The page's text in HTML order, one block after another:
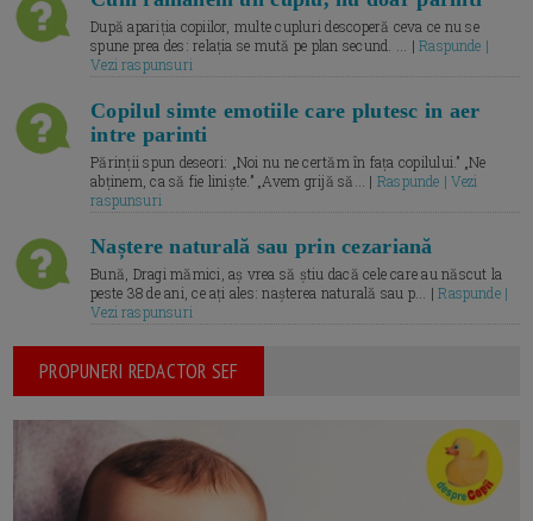
După apariția copiilor, multe cupluri descoperă ceva ce nu se
spune prea des: relația se mută pe plan secund. ... |Raspunde |
Vezi raspunsuri
Copilul simte emotiile care plutesc in aer
intre parinti
Părinții spun deseori: „Noi nu ne certăm în fața copilului.” „Ne
abținem, ca să fie liniște.” „Avem grijă să... | Raspunde | Vezi
raspunsuri
Naștere naturală sau prin cezariană
Bună, Dragi mămici, aș vrea să știu dacă cele care au născut la
peste 38 de ani, ce ați ales: nașterea naturală sau p... |Raspunde |
Vezi raspunsuri
PROPUNERI REDACTOR SEF